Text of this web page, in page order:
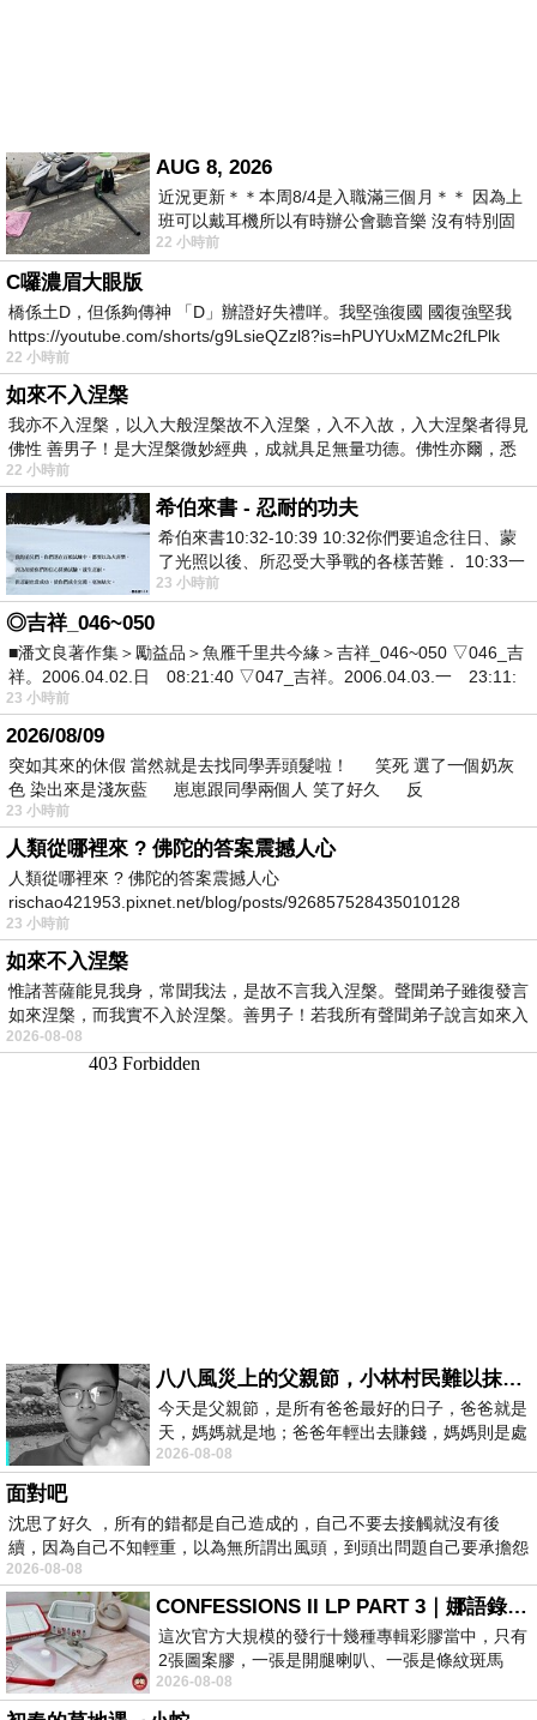
AUG 8, 2026
近況更新＊＊本周8/4是入職滿三個月＊＊ 因為上
班可以戴耳機所以有時辦公會聽音樂 沒有特別固
定哪天但就是一周某一天會固定聽'90
22 小時前
C囉濃眉大眼版
橋係土D，但係夠傳神 「D」辦證好失禮咩。我堅強復國 國復強堅我
https://youtube.com/shorts/g9LsieQZzl8?is=hPUYUxMZMc2fLPlk
22 小時前
如來不入涅槃
我亦不入涅槃，以入大般涅槃故不入涅槃，入不入故，入大涅槃者得見
佛性 善男子！是大涅槃微妙經典，成就具足無量功德。佛性亦爾，悉
22 小時前
希伯來書 - 忍耐的功夫
希伯來書10:32-10:39 10:32你們要追念往日、蒙
了光照以後、所忍受大爭戰的各樣苦難． 10:33一
面被毀謗、遭患難、成了戲景、叫眾人
23 小時前
◎吉祥_046~050
■潘文良著作集＞勵益品＞魚雁千里共今緣＞吉祥_046~050 ▽046_吉
祥。2006.04.02.日 08:21:40 ▽047_吉祥。2006.04.03.一 23:11:
23 小時前
2026/08/09
突如其來的休假 當然就是去找同學弄頭髮啦！ 笑死 選了一個奶灰
色 染出來是淺灰藍 崽崽跟同學兩個人 笑了好久 反
23 小時前
人類從哪裡來 ? 佛陀的答案震撼人心
人類從哪裡來 ? 佛陀的答案震撼人心
rischao421953.pixnet.net/blog/posts/926857528435010128
23 小時前
如來不入涅槃
惟諸菩薩能見我身，常聞我法，是故不言我入涅槃。聲聞弟子雖復發言
如來涅槃，而我實不入於涅槃。善男子！若我所有聲聞弟子說言如來入
2026-08-08
八八風災上的父親節，小林村民難以抹滅的痛
今天是父親節，是所有爸爸最好的日子，爸爸就是
天，媽媽就是地；爸爸年輕出去賺錢，媽媽則是處
理家務，職業不分高低貴賤，只有人品才
2026-08-08
面對吧
沈思了好久 ，所有的錯都是自己造成的，自己不要去接觸就沒有後
續，因為自己不知輕重，以為無所謂出風頭，到頭出問題自己要承擔怨
不
2026-08-08
CONFESSIONS II LP PART 3｜娜語錄II LP PART 3
這次官方大規模的發行十幾種專輯彩膠當中，只有
2張圖案膠，一張是開腿喇叭、一張是條紋斑馬
版；目前官網上只剩澳洲商店AU STORE
2026-08-08